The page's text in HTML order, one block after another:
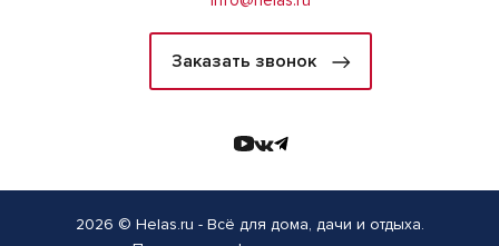
Заказать звонок
2026 © Helas.ru - Всё для дома, дачи и отдыха.